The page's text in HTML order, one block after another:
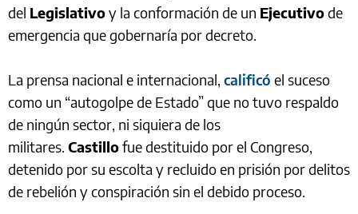
del Legislativoy la conformación de un Ejecutivode
emergencia que gobernaría por decreto.
La prensa nacional e internacional, calificó el suceso
como un “autogolpe de Estado” que no tuvo respaldo
de ningún sector, ni siquiera de los
militares. Castillofue destituido por el Congreso,
detenido por su escolta y recluido en prisión por delitos
de rebelión y conspiración sin el debido proceso.